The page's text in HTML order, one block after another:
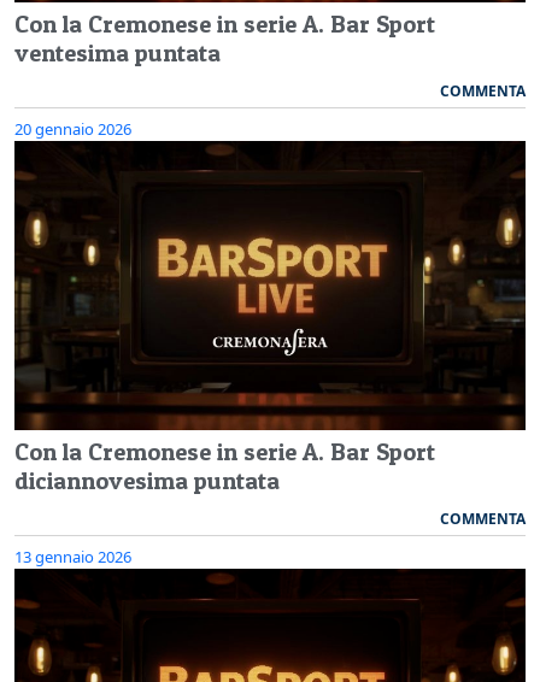
Con la Cremonese in serie A. Bar Sport
ventesima puntata
COMMENTA
20 gennaio 2026
Con la Cremonese in serie A. Bar Sport
diciannovesima puntata
COMMENTA
13 gennaio 2026